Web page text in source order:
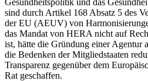
sind durch Artikel 168 Absatz 5 des
der EU (AEUV) von
das Mandat von HERA nicht auf
ist, hätte die Gründung einer Agentur
die Bedenken der Mitglied­staaten
Trans­parenz gegenüber dem
Rat geschaffen.